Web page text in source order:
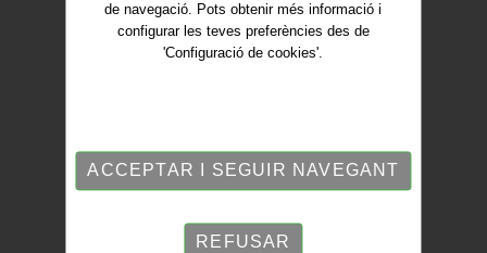
de navegació. Pots obtenir més informació i
configurar les teves preferències des de
'Configuració de cookies'.
ACCEPTAR I SEGUIR NAVEGANT
REFUSAR